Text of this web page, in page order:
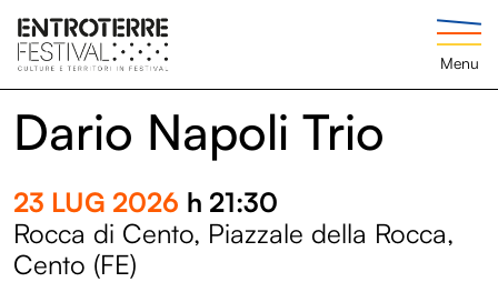
Menu
Dario Napoli Trio
23 LUG 2026 h 21:30
Rocca di Cento, Piazzale della Rocca,
Cento (FE)